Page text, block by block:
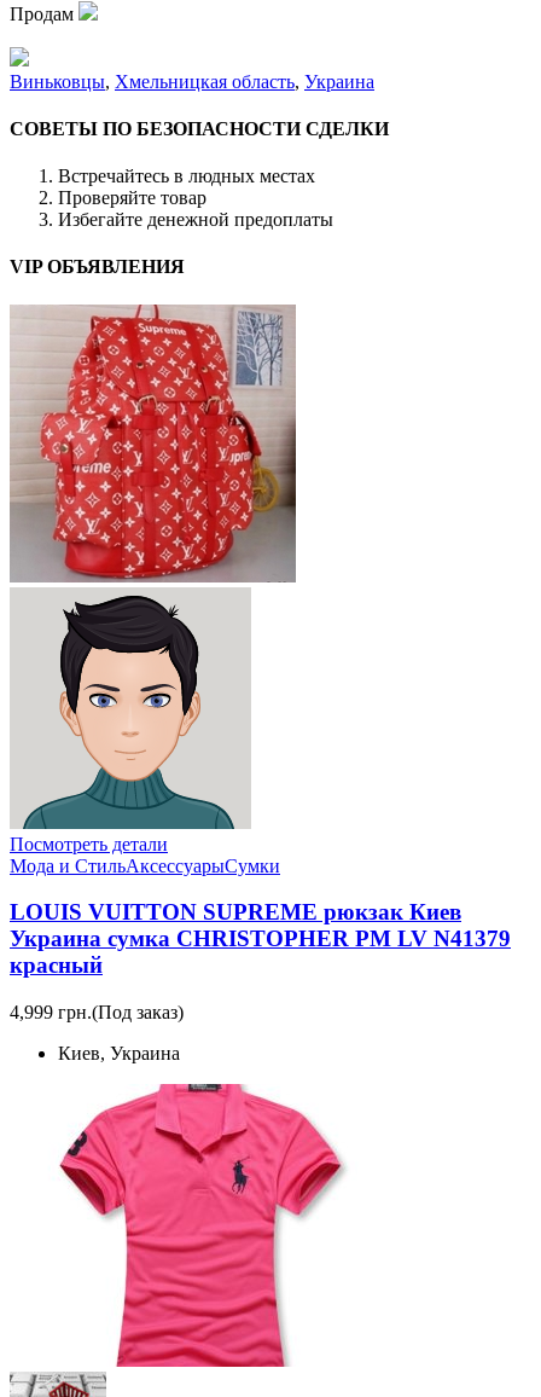
Продам
Виньковцы, Хмельницкая область, Украина
СОВЕТЫ ПО БЕЗОПАСНОСТИ СДЕЛКИ
Встречайтесь в людных местах
Проверяйте товар
Избегайте денежной предоплаты
VIP ОБЪЯВЛЕНИЯ
Посмотреть детали
Мода и СтильАксессуарыСумки
LOUIS VUITTON SUPREME рюкзак Киев
Украина сумка CHRISTOPHER PM LV N41379
красный
4,999 грн.(Под заказ)
Киев, Украина